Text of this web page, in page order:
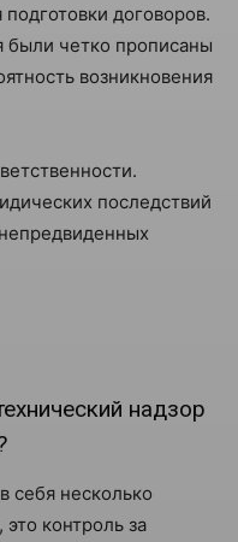
договоров.
были четко прописаны
возникновения
последствий
надзор
себя несколько
контроль за